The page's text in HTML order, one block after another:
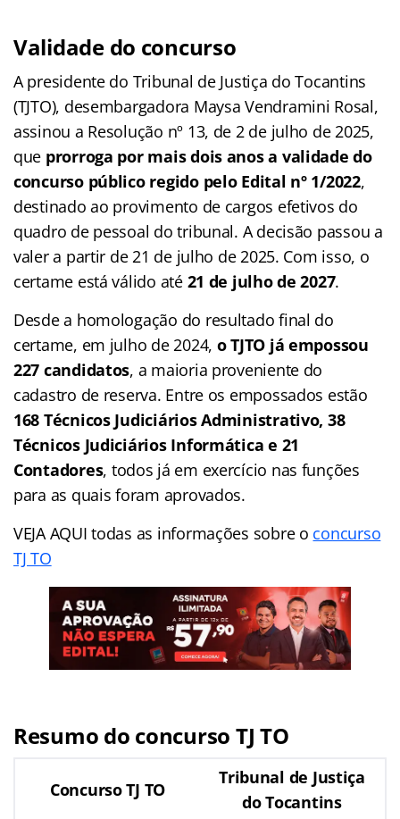
Validade do concurso
A presidente do Tribunal de Justiça do Tocantins
(TJTO), desembargadora Maysa Vendramini Rosal,
assinou a Resolução nº 13, de 2 de julho de 2025,
que prorroga por mais dois anos a validade do
concurso público regido pelo Edital nº 1/2022,
destinado ao provimento de cargos efetivos do
quadro de pessoal do tribunal. A decisão passou a
valer a partir de 21 de julho de 2025. Com isso, o
certame está válido até 21 de julho de 2027.
Desde a homologação do resultado final do
certame, em julho de 2024, o TJTO já empossou
227 candidatos, a maioria proveniente do
cadastro de reserva. Entre os empossados estão
168 Técnicos Judiciários Administrativo, 38
Técnicos Judiciários Informática e 21
Contadores, todos já em exercício nas funções
para as quais foram aprovados.
VEJA AQUI todas as informações sobre o concurso
TJ TO
Resumo do concurso TJ TO
Concurso TJ TO
Tribunal de Justiça
do Tocantins